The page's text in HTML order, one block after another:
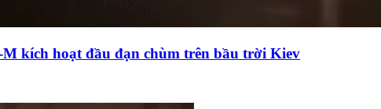
kích hoạt đầu đạn chùm trên bầu trời Kiev